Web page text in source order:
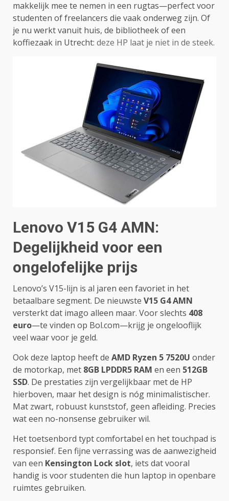
makkelijk mee te nemen in een rugtas—perfect voor
studenten of freelancers die vaak onderweg zijn. Of
je nu werkt vanuit huis, de bibliotheek of een
koffiezaak in Utrecht: deze HP laat je niet in de steek.
Lenovo V15 G4 AMN:
Degelijkheid voor een
ongelofelijke prijs
Lenovo’s V15-lijn is al jaren een favoriet in het
betaalbare segment. De nieuwste V15 G4 AMN
versterkt dat imago alleen maar. Voor slechts 408
euro—te vinden op Bol.com—krijg je ongelooflijk
veel waar voor je geld.
Ook deze laptop heeft de AMD Ryzen 5 7520U onder
de motorkap, met 8GB LPDDR5 RAM en een 512GB
SSD. De prestaties zijn vergelijkbaar met de HP
hierboven, maar het design is nóg minimalistischer.
Mat zwart, robuust kunststof, geen afleiding. Precies
wat een no-nonsense gebruiker wil.
Het toetsenbord typt comfortabel en het touchpad is
responsief. Een fijne verrassing was de aanwezigheid
van een Kensington Lock slot, iets dat vooral
handig is voor studenten die hun laptop in openbare
ruimtes gebruiken.